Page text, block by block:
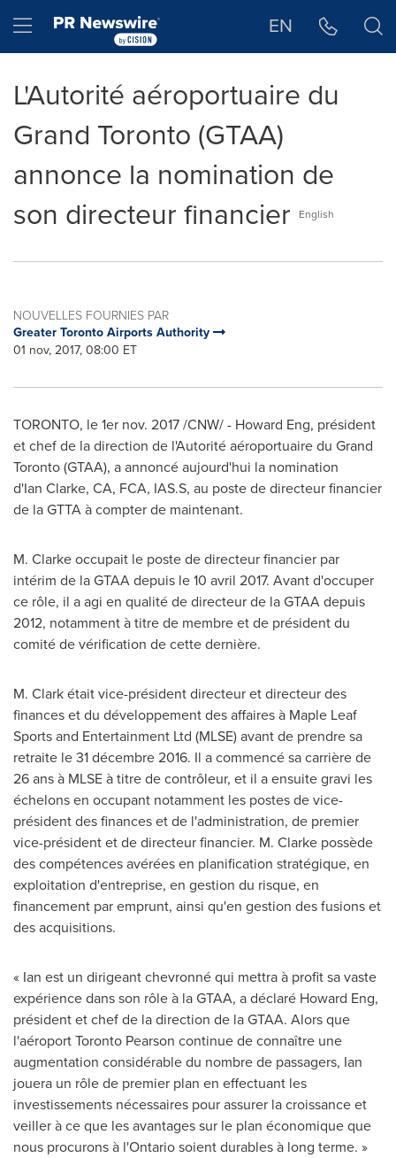
Hamburger menu EN
L'Autorité aéroportuaire du
Grand Toronto (GTAA)
annonce la nomination de
son directeur financier
English
NOUVELLES FOURNIES PAR
Greater Toronto Airports Authority
01 nov, 2017, 08:00 ET
TORONTO, le 1er nov. 2017 /CNW/ - Howard Eng, président
et chef de la direction de l'Autorité aéroportuaire du Grand
Toronto (GTAA), a annoncé aujourd'hui la nomination
d'Ian Clarke, CA, FCA, IAS.S, au poste de directeur financier
de la GTTA à compter de maintenant.
M. Clarke occupait le poste de directeur financier par
intérim de la GTAA depuis le 10 avril 2017. Avant d'occuper
ce rôle, il a agi en qualité de directeur de la GTAA depuis
2012, notamment à titre de membre et de président du
comité de vérification de cette dernière.
M. Clark était vice-président directeur et directeur des
finances et du développement des affaires à Maple Leaf
Sports and Entertainment Ltd (MLSE) avant de prendre sa
retraite le 31 décembre 2016. Il a commencé sa carrière de
26 ans à MLSE à titre de contrôleur, et il a ensuite gravi les
échelons en occupant notamment les postes de vice-
président des finances et de l'administration, de premier
vice-président et de directeur financier. M. Clarke possède
des compétences avérées en planification stratégique, en
exploitation d'entreprise, en gestion du risque, en
financement par emprunt, ainsi qu'en gestion des fusions et
des acquisitions.
« Ian est un dirigeant chevronné qui mettra à profit sa vaste
expérience dans son rôle à la GTAA, a déclaré Howard Eng,
président et chef de la direction de la GTAA. Alors que
l'aéroport Toronto Pearson continue de connaître une
augmentation considérable du nombre de passagers, Ian
jouera un rôle de premier plan en effectuant les
investissements nécessaires pour assurer la croissance et
veiller à ce que les avantages sur le plan économique que
nous procurons à l'Ontariosoient durables à long terme. »